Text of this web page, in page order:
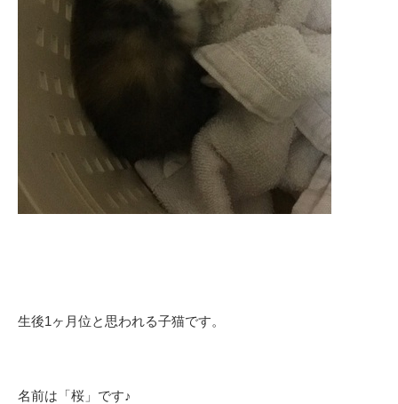
生後1ヶ月位と思われる子猫です。
名前は「桜」です♪